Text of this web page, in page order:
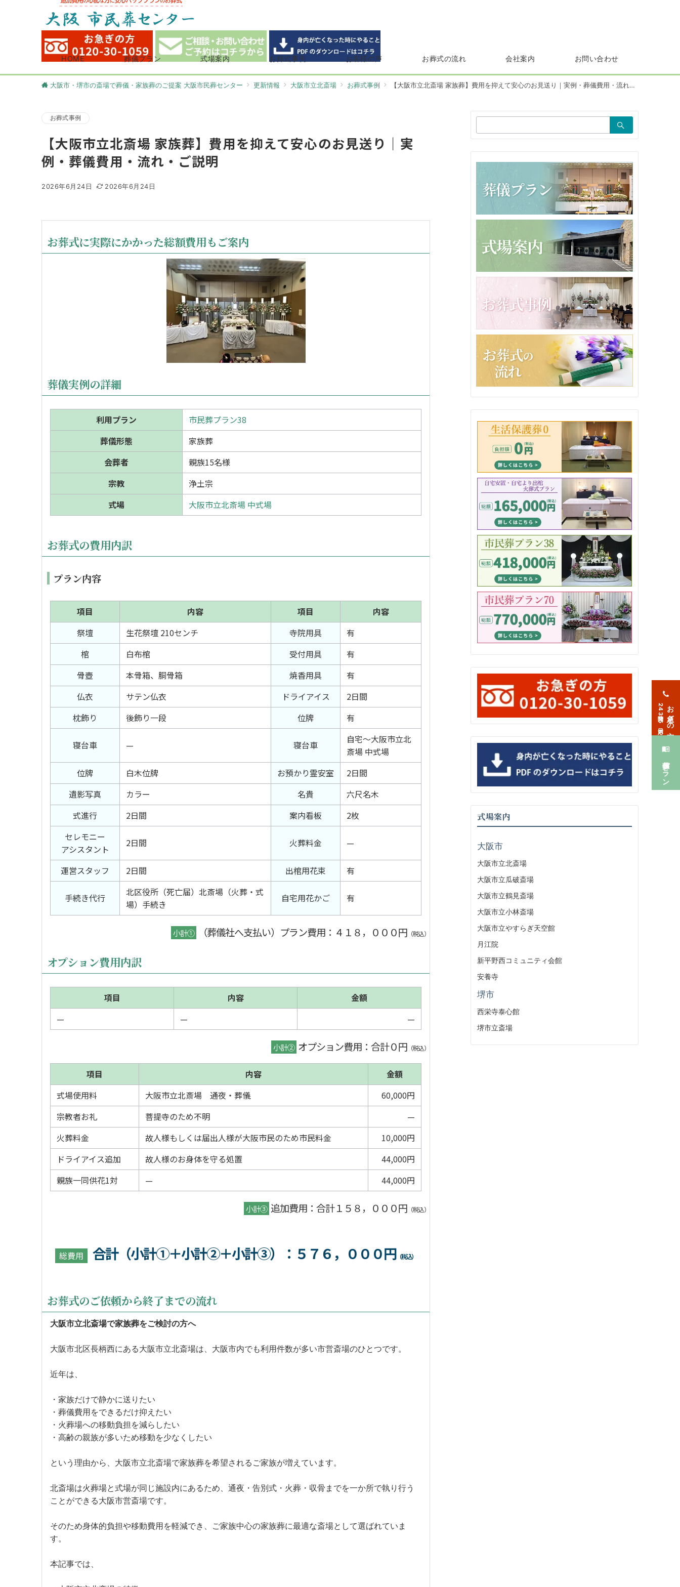
HOME 葬儀プラン 式場案内 お葬式事例 お客様の声 お葬式の流れ 会社案内 お問い合わせ
大阪市・堺市の斎場で葬儀・家族葬のご提案 大阪市民葬センター 更新情報 大阪市立北斎場 お葬式事例 【大阪市立北斎場 家族葬】費用を抑えて安心のお見送り｜実例・葬儀費用・流れ・ご説明
お葬式事例
【大阪市立北斎場 家族葬】費用を抑えて安心のお見送り｜実
例・葬儀費用・流れ・ご説明
2026年6月24日 2026年6月24日
お葬式に実際にかかった総額費用もご案内
葬儀実例の詳細
利用プラン
市民葬プラン38
葬儀形態
家族葬
会葬者
親族15名様
宗教
浄土宗
式場
大阪市立北斎場 中式場
お葬式の費用内訳
プラン内容
項目 内容 項目
内容
祭壇
生花祭壇 210センチ 寺院用具
有
棺
白布棺 受付用具
有
骨壺
本骨箱、胴骨箱 焼香用具
有
仏衣
サテン仏衣 ドライアイス
2日間
枕飾り
後飾り一段 位牌 有
寝台車 — 寝台車
自宅〜大阪市立北
斎場 中式場
位牌
白木位牌 お預かり霊安室
2日間
遺影写真
カラー 名貴
六尺名木
式進行
2日間 案内看板
2枚
セレモニー
アシスタント
2日間 火葬料金 —
運営スタッフ 2日間 出棺用花束 有
手続き代行
北区役所（死亡届）北斎場（火葬・式
場）手続き
自宅用花かご 有
小計① （葬儀社へ支払い）プラン費用 ：４１８，０００円 （税込）
オプション費用内訳
項目 内容
金額
—
— —
小計② オプション費用：合計０円 （税込）
項目 内容
金額
式場使用料
大阪市立北斎場 通夜・葬儀
60,000円
宗教者お礼
菩提寺のため不明
—
火葬料金
故人様もしくは届出人様が大阪市民のため市民料金
10,000円
ドライアイス追加
故人様のお身体を守る処置
44,000円
親族一同供花1対
— 44,000円
小計③ 追加費用：合計１５８，０００円 （税込）
総費用 合計（小計①＋小計②＋小計③） ：５７６，０００円 （税込）
お葬式のご依頼から終了までの流れ
大阪市立北斎場で家族葬をご検討の方へ
大阪市北区長柄西にある大阪市立北斎場は、大阪市内でも利用件数が多い市営斎場のひとつです。
近年は、
・家族だけで静かに送りたい
・葬儀費用をできるだけ抑えたい
・火葬場への移動負担を減らしたい
・高齢の親族が多いため移動を少なくしたい
という理由から、大阪市立北斎場で家族葬を希望されるご家族が増えています。
北斎場は火葬場と式場が同じ施設内にあるため、通夜・告別式・火葬・収骨までを一か所で執り行う
ことができる大阪市営斎場です。
そのため身体的負担や移動費用を軽減でき、ご家族中心の家族葬に最適な斎場として選ばれていま
す。
本記事では、
索：
式場案内
大阪市
大阪市立北斎場
大阪市立瓜破斎場
大阪市立鶴見斎場
大阪市立小林斎場
大阪市立やすらぎ天空館
月江院
新平野西コミュニティ会館
安養寺
堺市
西栄寺泰心館
堺市立斎場
お急ぎの方
24時間365日対応
葬儀プラン